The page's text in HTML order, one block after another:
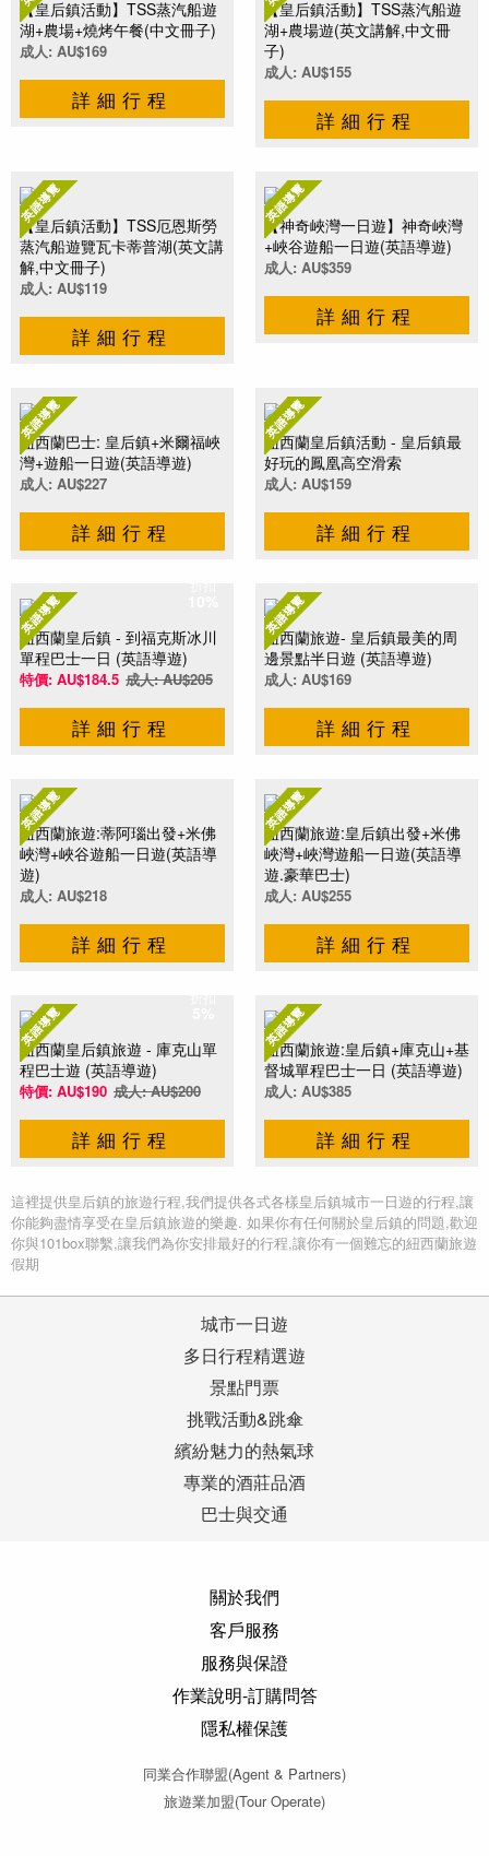
【皇后鎮活動】TSS蒸汽船遊
湖+農場+燒烤午餐(中文冊子)
成人: AU$169
詳細行程
【皇后鎮活動】TSS蒸汽船遊
湖+農場遊(英文講解,中文冊
子)
成人: AU$155
詳細行程
【皇后鎮活動】TSS厄恩斯勞
蒸汽船遊覽瓦卡蒂普湖(英文講
解,中文冊子)
成人: AU$119
詳細行程
【神奇峽灣一日遊】神奇峽灣
+峽谷遊船一日遊(英語導遊)
成人: AU$359
詳細行程
紐西蘭巴士: 皇后鎮+米爾福峽
灣+遊船一日遊(英語導遊)
成人: AU$227
詳細行程
紐西蘭皇后鎮活動 - 皇后鎮最
好玩的鳳凰高空滑索
成人: AU$159
詳細行程
紐西蘭皇后鎮 - 到福克斯冰川
單程巴士一日 (英語導遊)
特價: AU$184.5 成人: AU$205
詳細行程
紐西蘭旅遊- 皇后鎮最美的周
邊景點半日遊 (英語導遊)
成人: AU$169
詳細行程
紐西蘭旅遊:蒂阿瑙出發+米佛
峽灣+峽谷遊船一日遊(英語導
遊)
成人: AU$218
詳細行程
紐西蘭旅遊:皇后鎮出發+米佛
峽灣+峽灣遊船一日遊(英語導
遊.豪華巴士)
成人: AU$255
詳細行程
紐西蘭皇后鎮旅遊 - 庫克山單
程巴士遊 (英語導遊)
特價: AU$190 成人: AU$200
詳細行程
紐西蘭旅遊:皇后鎮+庫克山+基
督城單程巴士一日 (英語導遊)
成人: AU$385
詳細行程
這裡提供皇后鎮的旅遊行程,我們提供各式各樣皇后鎮城市一日遊的行程,讓
你能夠盡情享受在皇后鎮旅遊的樂趣. 如果你有任何關於皇后鎮的問題,歡迎
你與101box聯繫,讓我們為你安排最好的行程,讓你有一個難忘的紐西蘭旅遊
假期
城市一日遊
多日行程精選遊
景點門票
挑戰活動&跳傘
繽紛魅力的熱氣球
專業的酒莊品酒
巴士與交通
關於我們
客戶服務
服務與保證
作業說明-訂購問答
隱私權保護
同業合作聯盟(Agent & Partners)
旅遊業加盟(Tour Operate)